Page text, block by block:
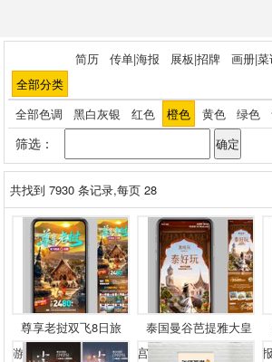
全部分类
简历 传单|海报 展板|招牌 画册|
全部色调 黑白灰银 红色 橙色 黄色 绿色
筛选：
共找到 7930 条记录,每页 28
尊享老挝双飞8日旅
游...
泰国曼谷芭提雅大皇
宫...
报